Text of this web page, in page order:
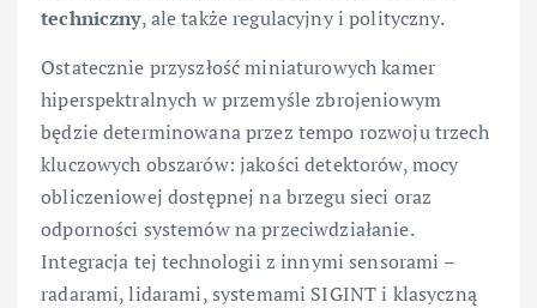
techniczny, ale także regulacyjny i polityczny.
Ostatecznie przyszłość miniaturowych kamer
hiperspektralnych w przemyśle zbrojeniowym
będzie determinowana przez tempo rozwoju trzech
kluczowych obszarów: jakości detektorów, mocy
obliczeniowej dostępnej na brzegu sieci oraz
odporności systemów na przeciwdziałanie.
Integracja tej technologii z innymi sensorami –
radarami, lidarami, systemami SIGINT i klasyczną